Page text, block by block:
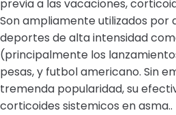
previa a las vacaciones,
Son ampliamente utilizados por
deportes de alta intensidad
(principalmente los
pesas, y futbol americano. Sin
tremenda popularidad, su
corticoides sistemicos en asma..